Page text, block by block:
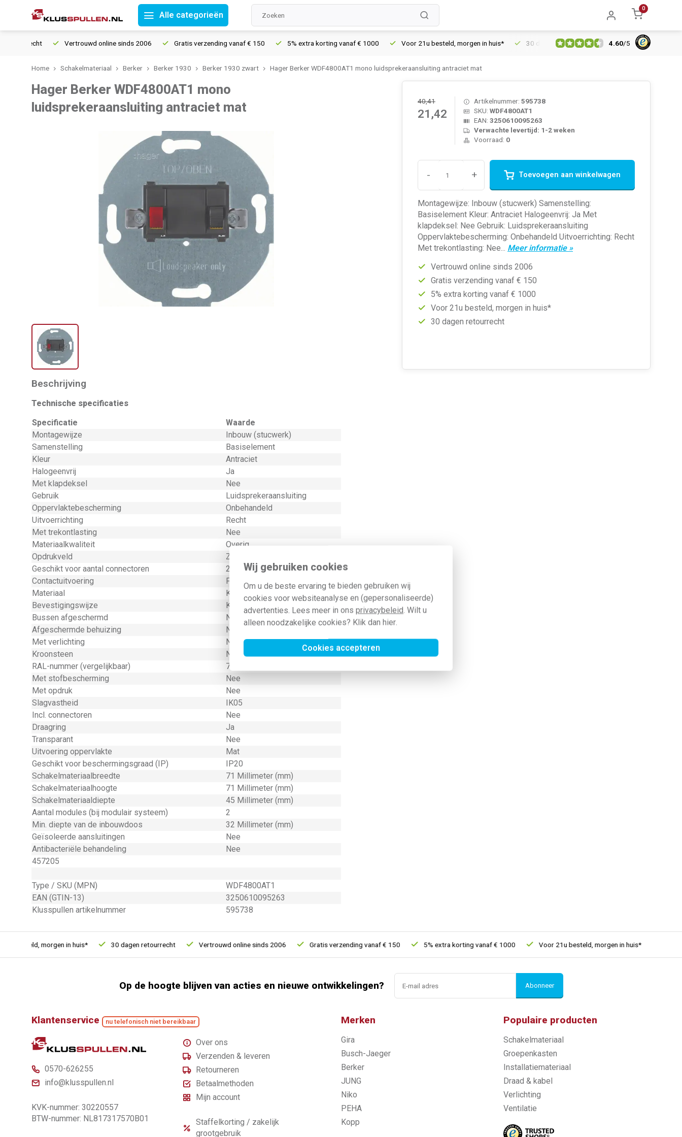
Wij gebruiken cookies
Om u de beste ervaring te bieden gebruiken wij
cookies voor websiteanalyse en (gepersonaliseerde)
advertenties. Lees meer in ons privacybeleid. Wilt u
alleen noodzakelijke cookies? Klik dan hier.
Cookies accepteren
Alle categorieën
0
Vertrouwd online sinds 2006 Gratis verzending vanaf € 150 5% extra korting vanaf € 1000 Voor 21u besteld, morgen in huis* 30 dagen retourrecht Vertrouwd online sinds 2006
4.60/5
Home Schakelmateriaal Berker Berker 1930 Berker 1930 zwart Hager Berker WDF4800AT1 mono luidsprekeraansluiting antraciet mat
Hager Berker WDF4800AT1 mono
luidsprekeraansluiting antraciet mat
40,41
21,42
Artikelnummer: 595738
SKU: WDF4800AT1
EAN: 3250610095263
Verwachte levertijd: 1-2 weken
Voorraad: 0
- + Toevoegen aan winkelwagen
Montagewijze: Inbouw (stucwerk) Samenstelling:
Basiselement Kleur: Antraciet Halogeenvrij: Ja Met
klapdeksel: Nee Gebruik: Luidsprekeraansluiting
Oppervlaktebescherming: Onbehandeld Uitvoerrichting: Recht
Met trekontlasting: Nee... Meer informatie »
Vertrouwd online sinds 2006
Gratis verzending vanaf € 150
5% extra korting vanaf € 1000
Voor 21u besteld, morgen in huis*
30 dagen retourrecht
Beschrijving
Technische specificaties
Specificatie
Waarde
Montagewijze
Inbouw (stucwerk)
Samenstelling
Basiselement
Kleur
Antraciet
Halogeenvrij
Ja
Met klapdeksel
Nee
Gebruik
Luidsprekeraansluiting
Oppervlaktebescherming
Onbehandeld
Uitvoerrichting
Recht
Met trekontlasting
Nee
Materiaalkwaliteit
Overig
Opdrukveld
Zonder label
Geschikt voor aantal connectoren
2
Contactuitvoering
Female
Materiaal
Kunststof
Bevestigingswijze
Klauwbevestiging
Bussen afgeschermd
Nee
Afgeschermde behuizing
Nee
Met verlichting
Nee
Kroonsteen
Nee
RAL-nummer (vergelijkbaar)
7021
Met stofbescherming
Nee
Met opdruk
Nee
Slagvastheid
IK05
Incl. connectoren
Nee
Draagring
Ja
Transparant
Nee
Uitvoering oppervlakte
Mat
Geschikt voor beschermingsgraad (IP)
IP20
Schakelmateriaalbreedte
71 Millimeter (mm)
Schakelmateriaalhoogte
71 Millimeter (mm)
Schakelmateriaaldiepte
45 Millimeter (mm)
Aantal modules (bij modulair systeem)
2
Min. diepte van de inbouwdoos
32 Millimeter (mm)
Geïsoleerde aansluitingen
Nee
Antibacteriële behandeling
Nee
457205
Type / SKU (MPN)
WDF4800AT1
EAN (GTIN-13)
3250610095263
Klusspullen artikelnummer
595738
morgen in huis* 30 dagen retourrecht Vertrouwd online sinds 2006 Gratis verzending vanaf € 150 5% extra korting vanaf € 1000 Voor 21u besteld, morgen in huis*
Op de hoogte blijven van acties en nieuwe ontwikkelingen? Abonneer
Klantenservice nu telefonisch niet bereikbaar
0570-626255
info@klusspullen.nl
KVK-nummer: 30220557
BTW-nummer: NL817317570B01
Over ons
Verzenden & leveren
Retourneren
Betaalmethoden
Mijn account
Staffelkorting / zakelijk
grootgebruik
Merken
Gira
Busch-Jaeger
Berker
JUNG
Niko
PEHA
Kopp
Populaire producten
Schakelmateriaal
Groepenkasten
Installatiemateriaal
Draad & kabel
Verlichting
Ventilatie